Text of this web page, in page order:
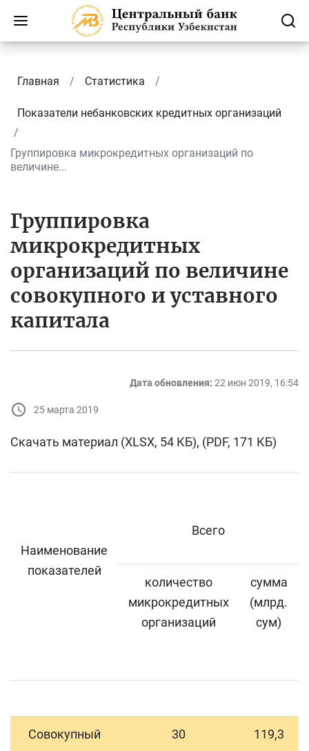
Главная Статистика
Показатели небанковских кредитных организаций
Группировка микрокредитных организаций по
величине...
Группировка
микрокредитных
организаций по величине
совокупного и уставного
капитала
Дата обновления: 22 июн 2019, 16:54
25 марта 2019
Скачать материал (XLSX, 54 КБ), (PDF, 171 КБ)
Наименование
показателей
Всего
количество
микрокредитных
организаций
сумма
(млрд.
сум)
Совокупный
30 119,3